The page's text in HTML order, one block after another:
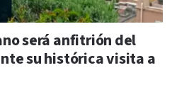
será anfitrión del
su histórica visita a